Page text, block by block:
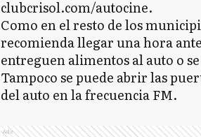
clubcrisol.com/autocine.
Como en el resto de los
recomienda llegar una hora
entreguen alimentos al auto o
Tampoco se puede abrir las
del auto en la frecuencia FM.
Ads